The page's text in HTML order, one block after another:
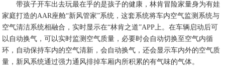
带孩子开车出去玩最在乎的是孩子的健康，林肯冒险家量身为有娃
家庭打造的AAR座舱“新风管家”系统，这套系统将车内空气监测系统与
空气清洁系统相融合，实时显示在“林肯之道”APP上。在车辆启动后可
以自动换气，可以实时监测空气质量，必要时会自动切换至空气内循
环，自动保持车内的空气清新，会自动换气，还会显示车内外的空气质
量，新风系统通过强力通风排掉车厢内所积累的有气味的气体。